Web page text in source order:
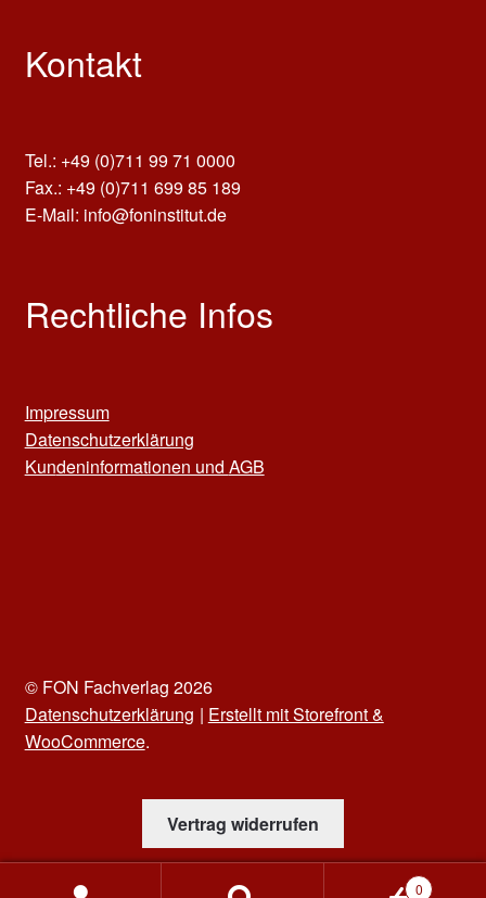
Kontakt
Tel.: +49 (0)711 99 71 0000
Fax.: +49 (0)711 699 85 189
E-Mail: info@foninstitut.de
Rechtliche Infos
Impressum
Datenschutzerklärung
Kundeninformationen und AGB
© FON Fachverlag 2026
Datenschutzerklärung
Erstellt mit Storefront &
WooCommerce.
Vertrag widerrufen
0